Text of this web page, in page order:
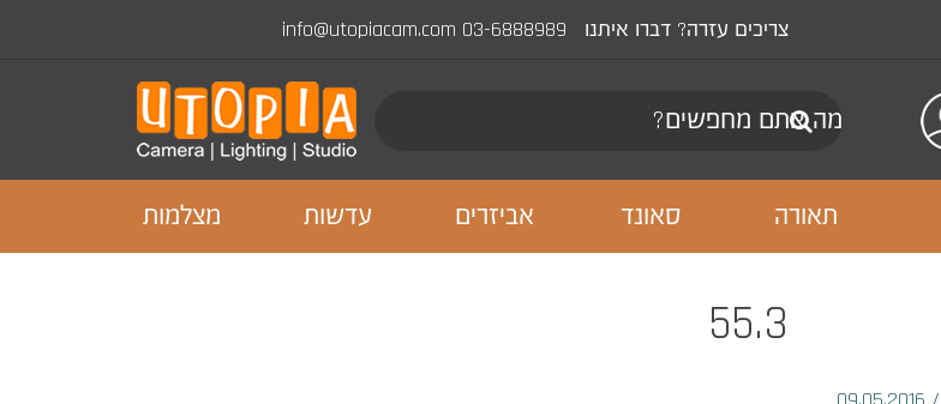
צריכים עזרה? דברו איתנו 03-6888989
info@utopiacam.com
מצלמות עדשות אביזרים סאונד תאורה
55.3